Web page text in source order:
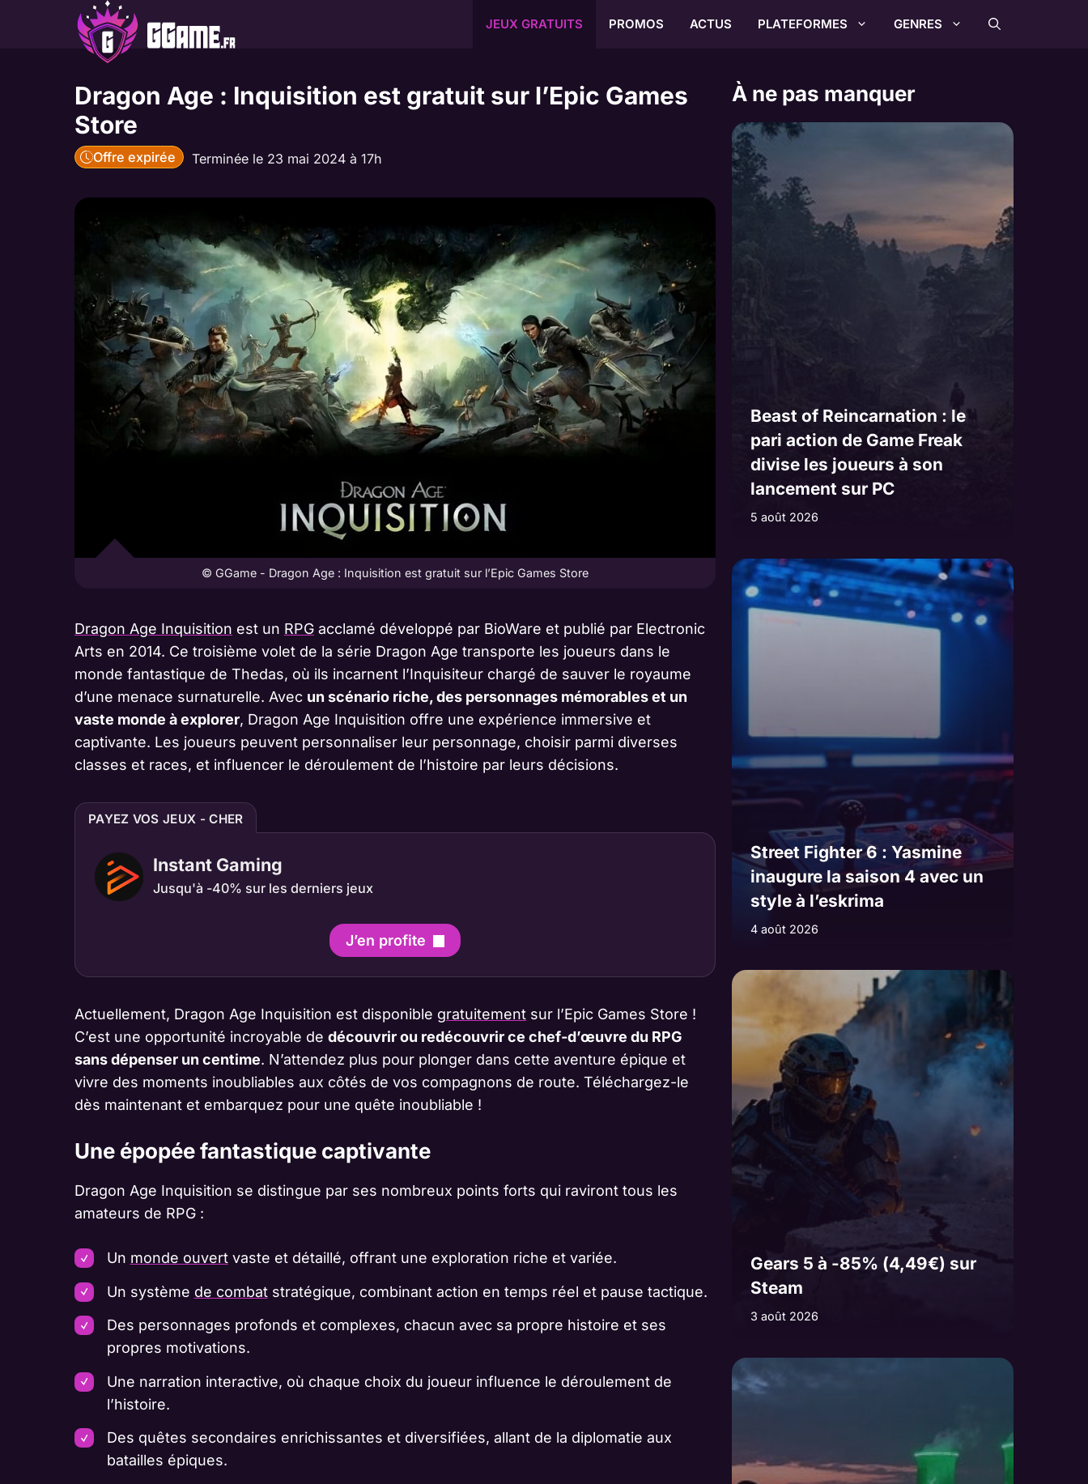
JEUX GRATUITS PROMOS ACTUS PLATEFORMES GENRES
Dragon Age : Inquisition est gratuit sur l’Epic Games
Store
Offre expirée Terminée le 23 mai 2024 à 17h
© GGame - Dragon Age : Inquisition est gratuit sur l’Epic Games Store
Dragon Age Inquisition est un RPG acclamé développé par BioWare et publié par Electronic
Arts en 2014. Ce troisième volet de la série Dragon Age transporte les joueurs dans le
monde fantastique de Thedas, où ils incarnent l’Inquisiteur chargé de sauver le royaume
d’une menace surnaturelle. Avec un scénario riche, des personnages mémorables et un
vaste monde à explorer, Dragon Age Inquisition offre une expérience immersive et
captivante. Les joueurs peuvent personnaliser leur personnage, choisir parmi diverses
classes et races, et influencer le déroulement de l’histoire par leurs décisions.
PAYEZ VOS JEUX - CHER
Instant Gaming
Jusqu'à -40% sur les derniers jeux
J’en profite
Actuellement, Dragon Age Inquisition est disponible gratuitement sur l’Epic Games Store !
C’est une opportunité incroyable de découvrir ou redécouvrir ce chef-d’œuvre du RPG
sans dépenser un centime. N’attendez plus pour plonger dans cette aventure épique et
vivre des moments inoubliables aux côtés de vos compagnons de route. Téléchargez-le
dès maintenant et embarquez pour une quête inoubliable !
Une épopée fantastique captivante
Dragon Age Inquisition se distingue par ses nombreux points forts qui raviront tous les
amateurs de RPG :
Un monde ouvertvaste et détaillé, offrant une exploration riche et variée.
Un système de combatstratégique, combinant action en temps réel et pause tactique.
Des personnages profonds et complexes, chacun avec sa propre histoire et ses
propres motivations.
Une narration interactive, où chaque choix du joueur influence le déroulement de
l’histoire.
Des quêtes secondaires enrichissantes et diversifiées, allant de la diplomatie aux
batailles épiques.
À ne pas manquer
Beast of Reincarnation : le
pari action de Game Freak
divise les joueurs à son
lancement sur PC
5 août 2026
Street Fighter 6 : Yasmine
inaugure la saison 4 avec un
style à l’eskrima
4 août 2026
Gears 5 à -85% (4,49€) sur
Steam
3 août 2026